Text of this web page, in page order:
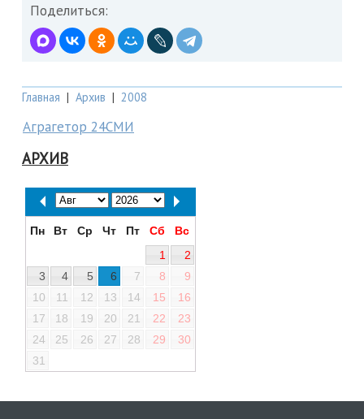
Поделиться:
Главная | Архив | 2008
Аграгетор 24СМИ
АРХИВ
Пн Вт Ср Чт Пт Сб
Вс
1
2
3
4 5 6 7 8
9
10
11 12 13 14 15
16
17
18 19 20 21 22
23
24
25 26 27 28 29
30
31